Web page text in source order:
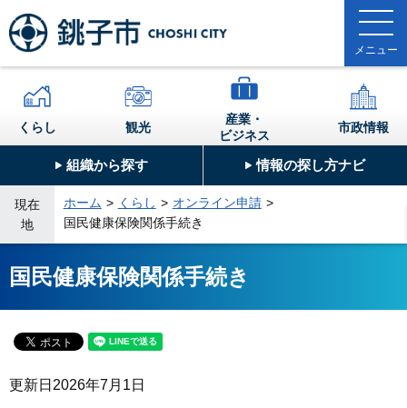
組織から探す 情報の探し方ナビ
くらし 観光
産業・
ビジネス
市政情報
現在
地
ホーム くらし
オンライン申請
国民健康保険関係手続き
国民健康保険関係手続き
更新日 2026年7月1日